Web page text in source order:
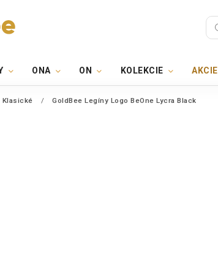
ONA ON KOLEKCIE AKCIE
Klasické / GoldBee Legíny Logo BeOne Lycra Black